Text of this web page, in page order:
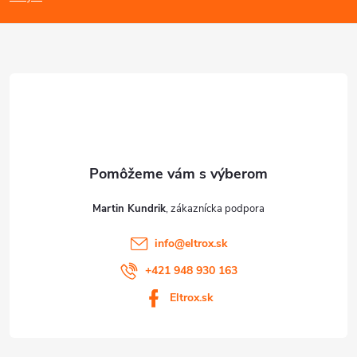
Martin Kundrik
info@eltrox.sk
+421 948 930 163
Eltrox.sk